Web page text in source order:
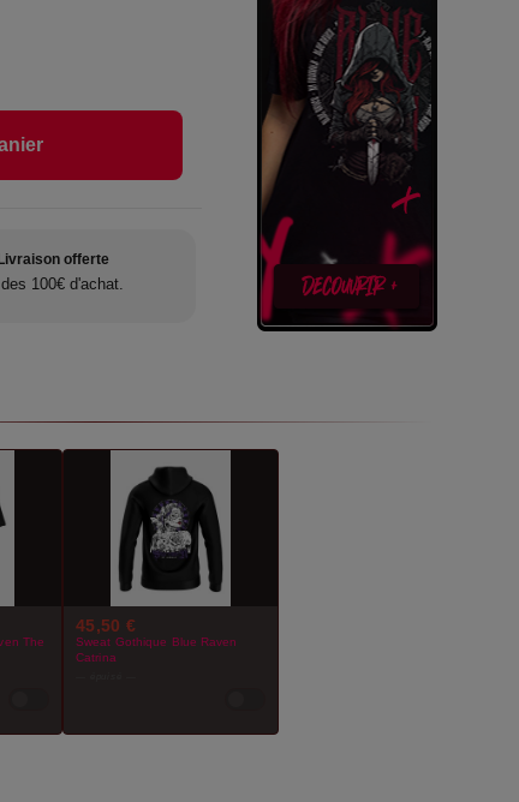
Livraison offerte
des 100€ d'achat.
The
45,50 €
Sweat Gothique Blue Raven
Catrina